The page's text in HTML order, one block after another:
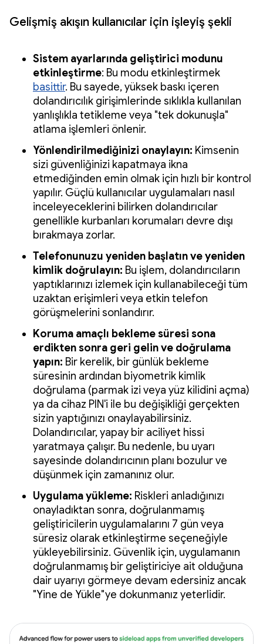
Gelişmiş akışın kullanıcılar için işleyiş şekli
Sistem ayarlarında geliştirici modunu
etkinleştirme: Bu modu etkinleştirmek
basittir. Bu sayede, yüksek baskı içeren
dolandırıcılık girişimlerinde sıklıkla kullanılan
yanlışlıkla tetikleme veya "tek dokunuşla"
atlama işlemleri önlenir.
Yönlendirilmediğinizi onaylayın: Kimsenin
sizi güvenliğinizi kapatmaya ikna
etmediğinden emin olmak için hızlı bir kontrol
yapılır. Güçlü kullanıcılar uygulamaları nasıl
inceleyeceklerini bilirken dolandırıcılar
genellikle kurbanları korumaları devre dışı
bırakmaya zorlar.
Telefonunuzu yeniden başlatın ve yeniden
kimlik doğrulayın: Bu işlem, dolandırıcıların
yaptıklarınızı izlemek için kullanabileceği tüm
uzaktan erişimleri veya etkin telefon
görüşmelerini sonlandırır.
Koruma amaçlı bekleme süresi sona
erdikten sonra geri gelin ve doğrulama
yapın: Bir kerelik, bir günlük bekleme
süresinin ardından biyometrik kimlik
doğrulama (parmak izi veya yüz kilidini açma)
ya da cihaz PIN'i ile bu değişikliği gerçekten
sizin yaptığınızı onaylayabilirsiniz.
Dolandırıcılar, yapay bir aciliyet hissi
yaratmaya çalışır. Bu nedenle, bu uyarı
sayesinde dolandırıcının planı bozulur ve
düşünmek için zamanınız olur.
Uygulama yükleme: Riskleri anladığınızı
onayladıktan sonra, doğrulanmamış
geliştiricilerin uygulamalarını 7 gün veya
süresiz olarak etkinleştirme seçeneğiyle
yükleyebilirsiniz. Güvenlik için, uygulamanın
doğrulanmamış bir geliştiriciye ait olduğuna
dair uyarıyı görmeye devam edersiniz ancak
"Yine de Yükle"ye dokunmanız yeterlidir.